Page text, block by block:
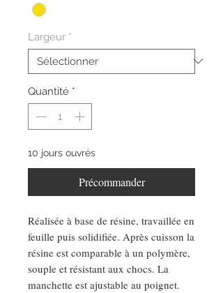
Largeur *
Quantité *
10 jours ouvrés
Précommander
Réalisée à base de résine, travaillée en
feuille puis solidifiée. Après cuisson la
résine est comparable à un polymère,
souple et résistant aux chocs. La
manchette est ajustable au poignet.